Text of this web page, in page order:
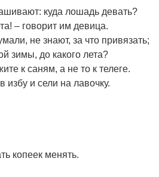
куда лошадь девать?
– говорит им девица.
не знают, за что привязать;
зимы, до какого лета?
к саням, а не то к телеге.
и сели на лавочку.
копеек менять.